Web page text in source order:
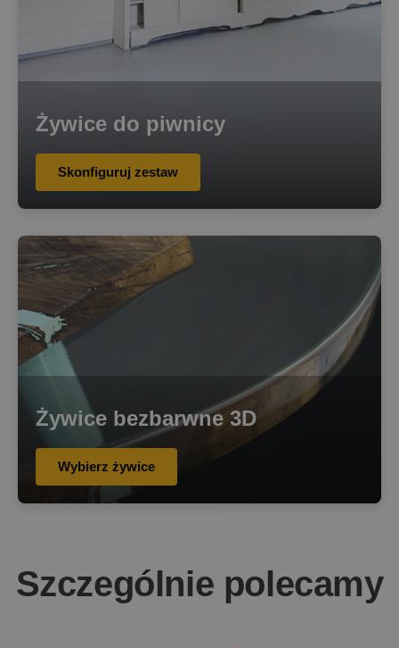
Żywice do piwnicy
Skonfiguruj zestaw
Żywice bezbarwne 3D
Wybierz żywice
Szczególnie polecamy